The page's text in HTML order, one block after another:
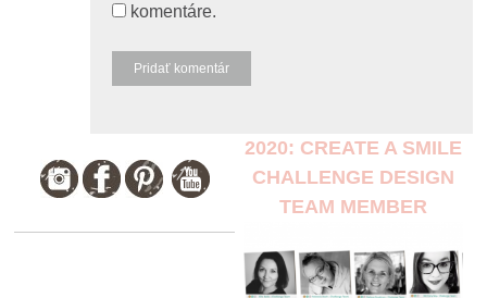
komentáre.
2020: CREATE A SMILE
CHALLENGE DESIGN
TEAM MEMBER